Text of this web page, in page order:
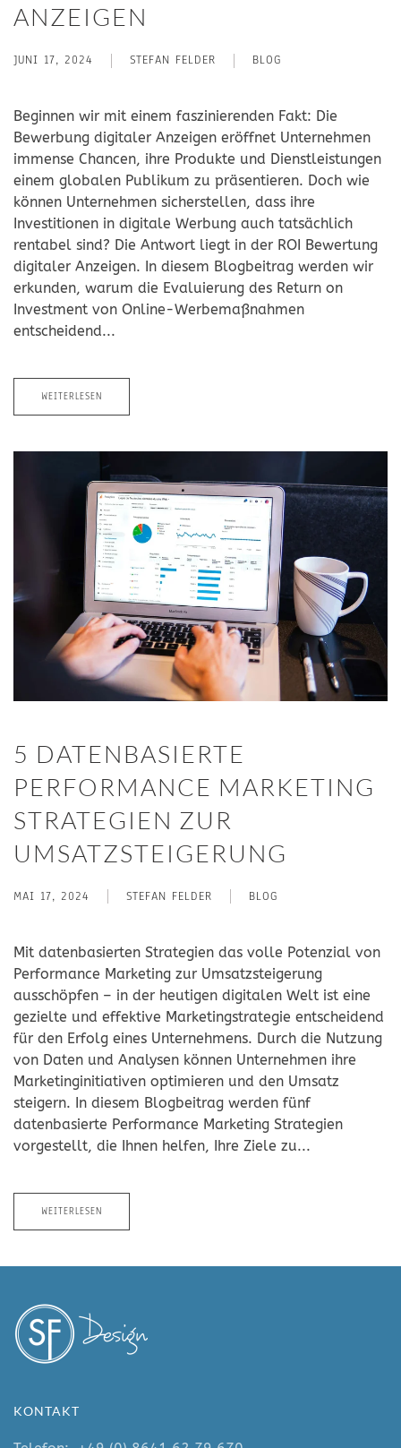
ANZEIGEN
JUNI 17, 2024 STEFAN FELDER BLOG
Beginnen wir mit einem faszinierenden Fakt: Die
Bewerbung digitaler Anzeigen eröffnet Unternehmen
immense Chancen, ihre Produkte und Dienstleistungen
einem globalen Publikum zu präsentieren. Doch wie
können Unternehmen sicherstellen, dass ihre
Investitionen in digitale Werbung auch tatsächlich
rentabel sind? Die Antwort liegt in der ROI Bewertung
digitaler Anzeigen. In diesem Blogbeitrag werden wir
erkunden, warum die Evaluierung des Return on
Investment von Online-Werbemaßnahmen
entscheidend...
WEITERLESEN
5 DATENBASIERTE
PERFORMANCE MARKETING
STRATEGIEN ZUR
UMSATZSTEIGERUNG
MAI 17, 2024 STEFAN FELDER BLOG
Mit datenbasierten Strategien das volle Potenzial von
Performance Marketing zur Umsatzsteigerung
ausschöpfen – in der heutigen digitalen Welt ist eine
gezielte und effektive Marketingstrategie entscheidend
für den Erfolg eines Unternehmens. Durch die Nutzung
von Daten und Analysen können Unternehmen ihre
Marketinginitiativen optimieren und den Umsatz
steigern. In diesem Blogbeitrag werden fünf
datenbasierte Performance Marketing Strategien
vorgestellt, die Ihnen helfen, Ihre Ziele zu...
WEITERLESEN
KONTAKT